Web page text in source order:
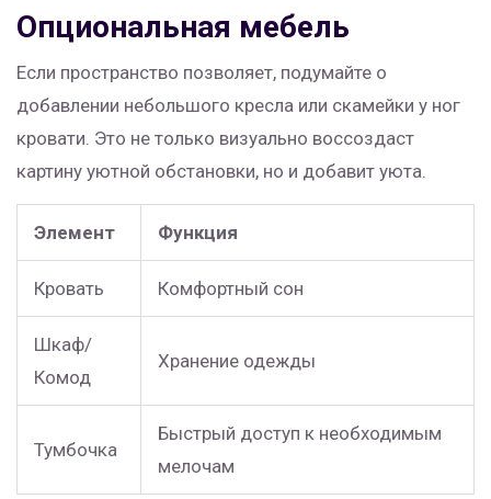
Опциональная мебель
Если пространство позволяет, подумайте о
добавлении небольшого кресла или скамейки у ног
кровати. Это не только визуально воссоздаст
картину уютной обстановки, но и добавит уюта.
Элемент Функция
Кровать Комфортный сон
Шкаф/
Комод
Хранение одежды
Тумбочка
Быстрый доступ к необходимым
мелочам